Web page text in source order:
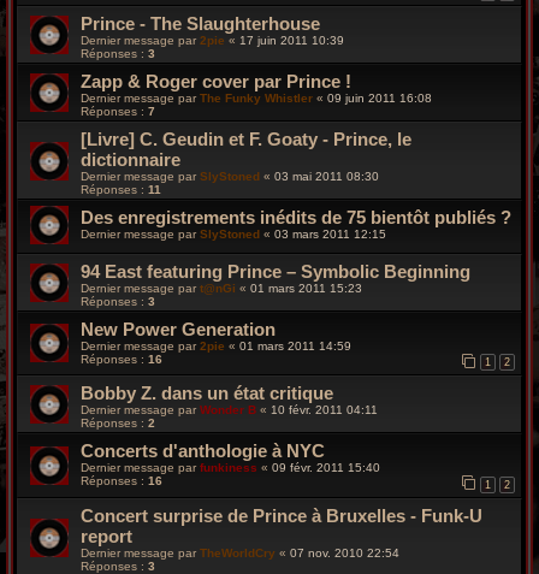
Prince - The Slaughterhouse
Dernier message par 2pie « 17 juin 2011 10:39
Réponses : 3
Zapp & Roger cover par Prince !
Dernier message parThe Funky Whistler « 09 juin 2011 16:08
Réponses : 7
[Livre] C. Geudin et F. Goaty - Prince, le
dictionnaire
Dernier message par SlyStoned « 03 mai 2011 08:30
Réponses : 11
Des enregistrements inédits de 75 bientôt publiés ?
Dernier message parSlyStoned « 03 mars 2011 12:15
94 East featuring Prince – Symbolic Beginning
Dernier message par t@nGi « 01 mars 2011 15:23
Réponses : 3
New Power Generation
Dernier message par2pie « 01 mars 2011 14:59
Réponses : 16 1 2
Bobby Z. dans un état critique
Dernier message par Wonder B « 10 févr. 2011 04:11
Réponses : 2
Concerts d'anthologie à NYC
Dernier message parfunkiness « 09 févr. 2011 15:40
Réponses : 16 1 2
Concert surprise de Prince à Bruxelles - Funk-U
report
Dernier message par TheWorldCry « 07 nov. 2010 22:54
Réponses : 3